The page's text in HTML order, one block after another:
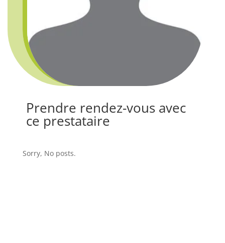
Prendre rendez-vous avec
ce prestataire
Sorry, No posts.